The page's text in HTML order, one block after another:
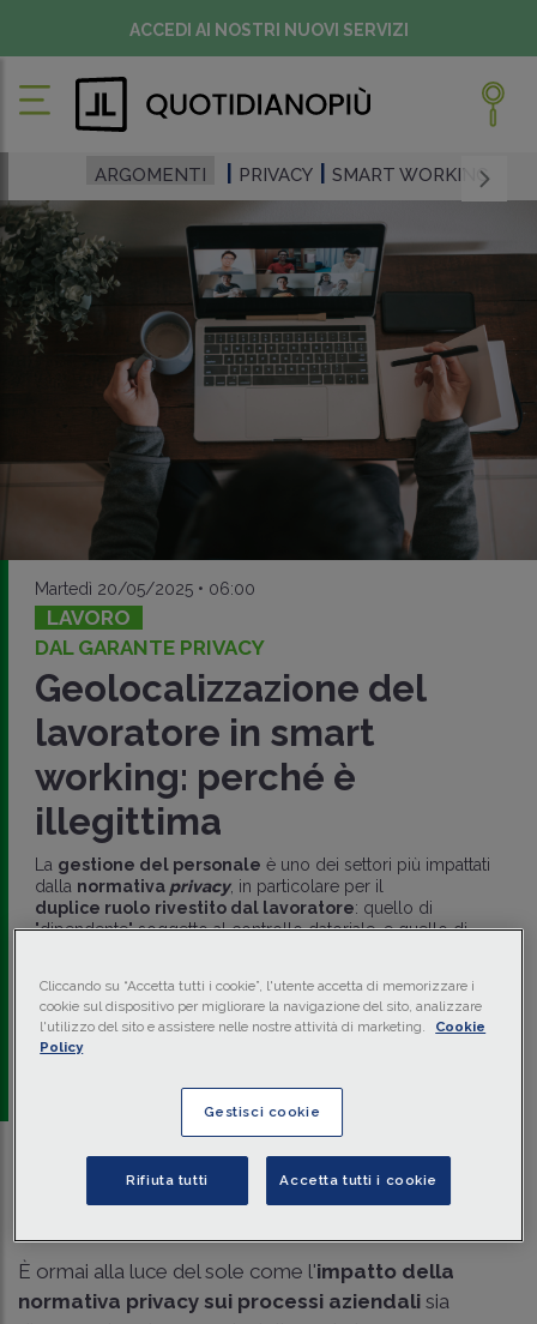
ACCEDI AI NOSTRI NUOVI SERVIZI
ARGOMENTI PRIVACY SMART WORKING
Martedì 20/05/2025 • 06:00
LAVORO
DAL GARANTE PRIVACY
Geolocalizzazione del
lavoratore in smart
working: perché è
illegittima
La gestione del personale è uno dei settori più impattati
dalla normativa privacy, in particolare per il
duplice ruolo rivestito dal lavoratore: quello di
"dipendente" soggetto al controllo datoriale, e quello di
Garante Privacy ha ricostruito ilquadro normativodi
riferimento.
diAlessandro Marchese
Traduci con IA Ascolta la news
Tempo di lettura3 min.
È ormai alla luce del sole come l'impatto della
normativa privacy sui processi aziendali sia
Cliccando su “Accetta tutti i cookie”, l'utente accetta di memorizzare i
cookie sul dispositivo per migliorare la navigazione del sito, analizzare
l'utilizzo del sito e assistere nelle nostre attività di marketing.
Cookie
Policy
Gestisci cookie
Rifiuta tutti Accetta tutti i cookie